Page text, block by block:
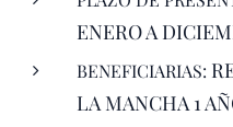
ENERO A
BENEFICIARIAS:
LA MANCHA 1